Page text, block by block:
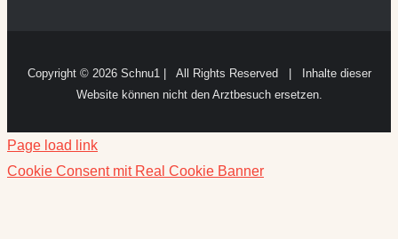
Copyright © 2026 Schnu1 | All Rights Reserved | Inhalte dieser
Website können nicht den Arztbesuch ersetzen.
Page load link
Cookie Consent mit Real Cookie Banner